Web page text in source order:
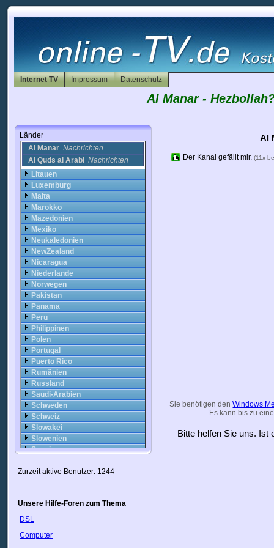
Internet TV Impressum Datenschutz
Al Manar -
Länder
Japan
Jordan
Katar
Kolumbien
Kongo
Korea
Libanon
Al Manar Nachrichten
Al Quds al Arabi Nachrichten
Litauen
Luxemburg
Malta
Marokko
Mazedonien
Mexiko
Neukaledonien
NewZealand
Nicaragua
Niederlande
Norwegen
Pakistan
Panama
Peru
Philippinen
Polen
Portugal
Puerto Rico
Rumänien
Russland
Saudi-Arabien
Schweden
Schweiz
Slowakei
Slowenien
Spanien
Südafrika
Thailand
Trinidad
Türkei
Al
Der Kanal gefällt mir. (11x
Sie benötigen denWindows
Es kann bis zu
Bitte helfen Sie uns.
Zurzeit aktive Benutzer: 1244
Unsere Hilfe-Foren zum Thema
DSL
Computer